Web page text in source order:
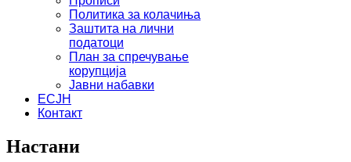
Политика за колачиња
Заштита на лични
податоци
План за спречување
корупција
Јавни набавки
ЕСЈН
Контакт
Настани